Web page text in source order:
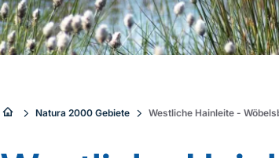
Sie
sind
Natura 2000 Gebiete Westliche Hainleite -